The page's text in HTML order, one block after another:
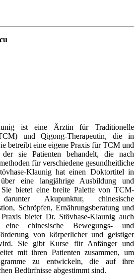
ist eine Ärztin für Traditionelle
und Qigong-Therapeutin, die in
betreibt eine eigene Praxis für TCM und
sie Patienten behandelt, die nach
für verschiedene gesundheitliche
Klaunig hat einen Doktortitel in
eine langjährige Ausbildung und
bietet eine breite Palette von TCM-
Akupunktur, chinesische
Schröpfen, Ernährungsberatung und
bietet Dr. Stövhase-Klaunig auch
eine chinesische Bewegungs- und
von körperlicher und geistiger
Sie gibt Kurse für Anfänger und
mit ihren Patienten zusammen, um
zu entwickeln, die auf ihre
Bedürfnisse abgestimmt sind.